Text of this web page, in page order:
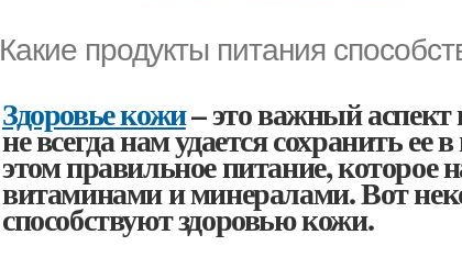
Какие продукты питания
Здоровье кожи– это важный
не всегда нам удается сохранить
этом правильное питание,
витаминами и минералами. Вот
способствуют здоровью кожи.